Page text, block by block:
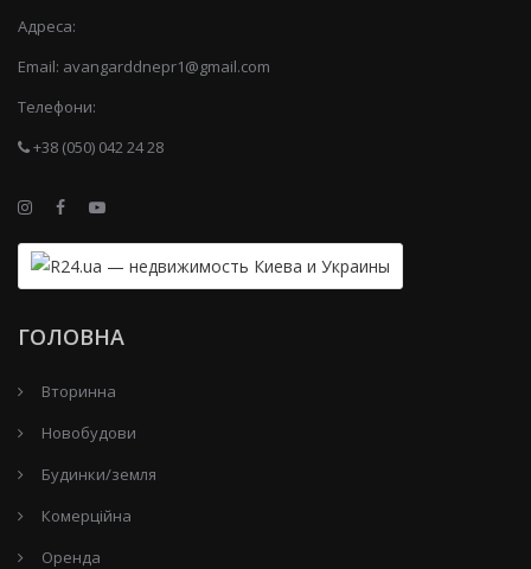
Адреса:
Email: avangarddnepr1@gmail.com
Телефони:
+38 (050) 042 24 28
ГОЛОВНА
Вторинна
Новобудови
Будинки/земля
Комерційна
Оренда